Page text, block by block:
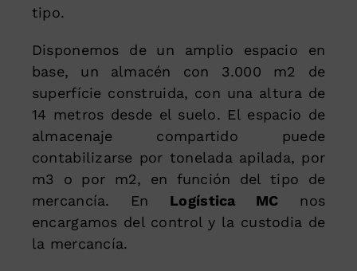
tipo.
Disponemos de un amplio espacio en
base, un almacén con 3.000 m2 de
superfície construida, con una altura de
14 metros desde el suelo. El espacio de
almacenaje compartido puede
contabilizarse por tonelada apilada, por
m3 o por m2, en función del tipo de
mercancía. En Logística MC nos
encargamos del control y la custodia de
la mercancía.